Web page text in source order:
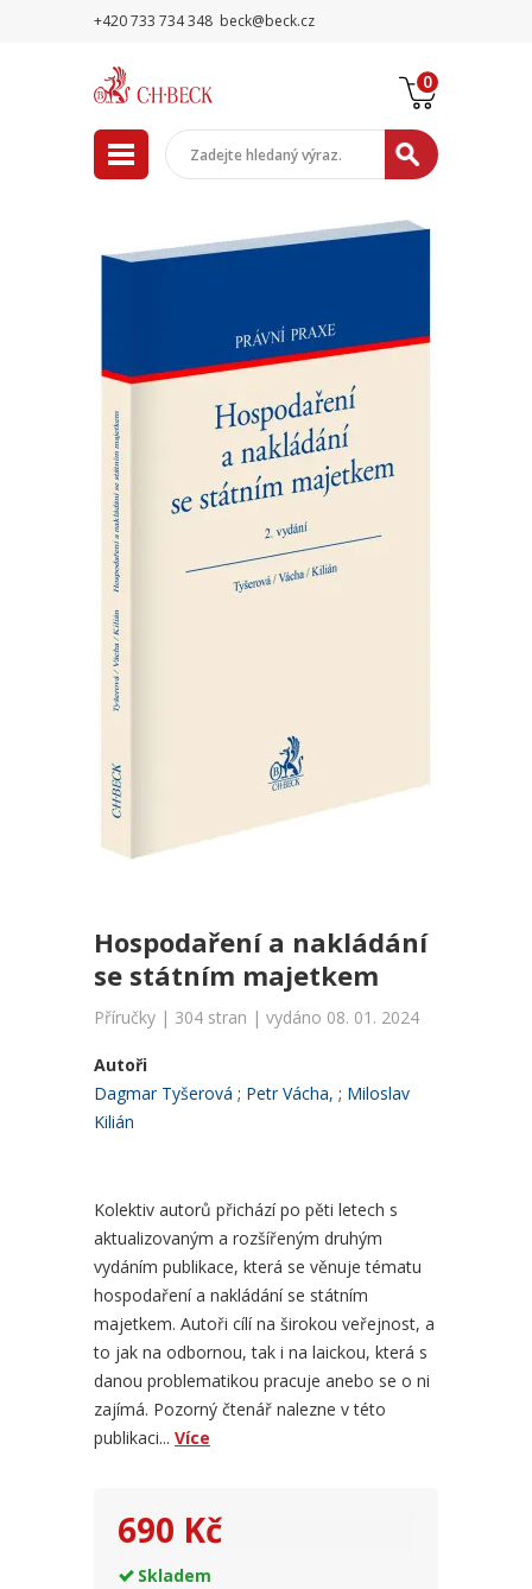
+420 733 734 348 beck@beck.cz
0
Hospodaření a nakládání
se státním majetkem
Příručky | 304 stran | vydáno 08. 01. 2024
Autoři
Dagmar Tyšerová
Petr Vácha,
Miloslav
Kilián
Kolektiv autorů přichází po pěti letech s
aktualizovaným a rozšířeným druhým
vydáním publikace, která se věnuje tématu
hospodaření a nakládání se státním
majetkem. Autoři cílí na širokou veřejnost, a
to jak na odbornou, tak i na laickou, která s
danou problematikou pracuje anebo se o ni
zajímá. Pozorný čtenář nalezne v této
publikaci... Více
690 Kč
Skladem